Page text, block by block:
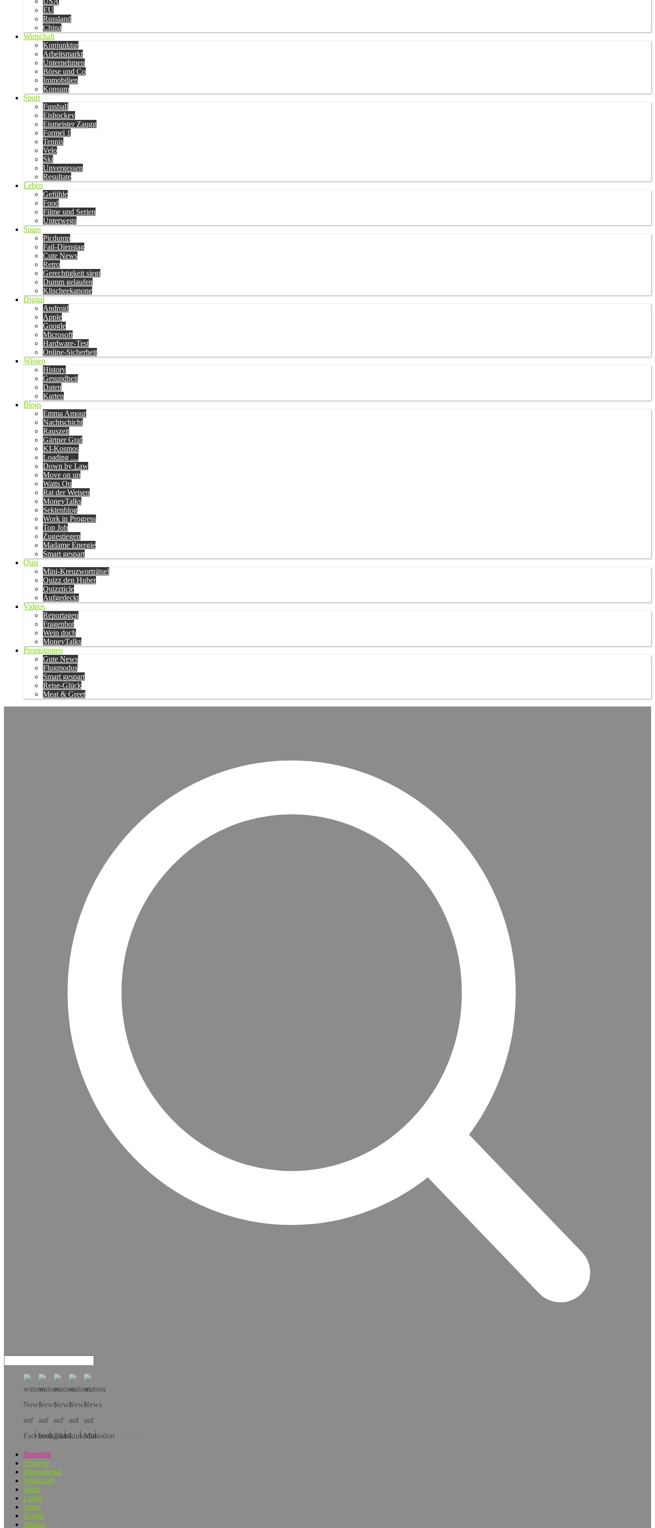
EU
Russland
China
Wirtschaft
Konjunktur
Arbeitsmarkt
Unternehmen
Börse und Co
Immobilien
Konsum
Sport
Fussball
Eishockey
Eismeister Zaugg
Formel 1
Tennis
Velo
Ski
Unvergessen
Resultate
Leben
Gefühle
Food
Filme und Serien
Unterwegs
Spass
Picdump
Fail-Dienstag
Cute News
Retro
Gerechtigkeit siegt
Dumm gelaufen
Klischeekanone
Digital
Android
Apple
Google
Microsoft
Hardware-Test
Online-Sicherheit
Wissen
History
Gesundheit
Daten
Karten
Blogs
Emma Amour
Nachtschicht
Rauszeit
Gärtner Graf
KI-Kosmos
Loading …
Down by Law
Move on up
Watts On
Rat der Weisen
MoneyTalks
Sektenblog
Work in Progress
Top Job
Zugestiegen
Madame Energie
Smart gespart
Quiz
Mini-Kreuzworträtsel
Quizz den Huber
Quizzticle
Aufgedeckt
Videos
Reportagen
Fragenbot
Wein doch
MoneyTalks
Promotionen
Gute News
Flugmodus
Smart gespart
Reise-Glück
Meat & Greet
Hol dir die App!
Startseite
Schweiz
International
Wirtschaft
Sport
Leben
Spass
Digital
Wissen